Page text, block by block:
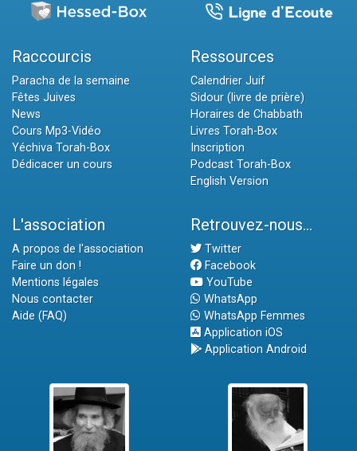
Raccourcis
Paracha de la semaine
Fêtes Juives
News
Cours Mp3-Vidéo
Yéchiva Torah-Box
Dédicacer un cours
Ressources
Calendrier Juif
Sidour (livre de prière)
Horaires de Chabbath
Livres Torah-Box
Inscription
Podcast Torah-Box
English Version
L'association
A propos de l'association
Faire un don !
Mentions légales
Nous contacter
Aide (FAQ)
Retrouvez-nous...
Twitter
Facebook
YouTube
WhatsApp
WhatsApp Femmes
Application iOS
Application Android